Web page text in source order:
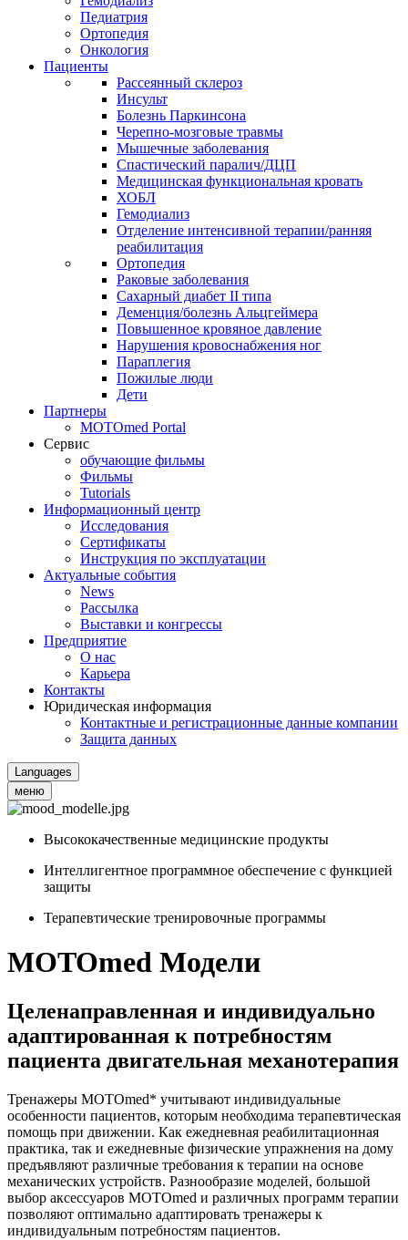
Педиатрия
Ортопедия
Онкология
Пациенты
Рассеянный склероз
Инсульт
Болезнь Паркинсона
Черепно-мозговые травмы
Мышечные заболевания
Спастический паралич/ДЦП
Медицинская функциональная кровать
ХОБЛ
Гемодиализ
Отделение интенсивной терапии/ранняя
реабилитация
Ортопедия
Раковые заболевания
Сахарный диабет II типа
Деменция/болезнь Альцгеймера
Повышенное кровяное давление
Нарушения кровоснабжения ног
Параплегия
Пожилые люди
Дети
Партнеры
MOTOmed Portal
Сервис
обучающие фильмы
Фильмы
Tutorials
Информационный центр
Исследования
Сертификаты
Инструкция по эксплуатации
Актуальные события
News
Рассылка
Выставки и конгрессы
Предприятие
О нас
Карьера
Контакты
Юридическая информация
Контактные и регистрационные данные компании
Защита данных
Languages
меню
Высококачественные медицинские продукты
Интеллигентное программное обеспечение с функцией
защиты
Терапевтические тренировочные программы
MOTOmed Модели
Целенаправленная и индивидуально
адаптированная к потребностям
пациента двигательная механотерапия
Тренажеры MOTOmed* учитывают индивидуальные
особенности пациентов, которым необходима терапевтическая
помощь при движении. Как ежедневная реабилитационная
практика, так и ежедневные физические упражнения на дому
предъявляют различные требования к терапии на основе
механических устройств. Разнообразие моделей, большой
выбор аксессуаров MOTOmed и различных программ терапии
позволяют оптимально адаптировать тренажеры к
индивидуальным потребностям пациентов.